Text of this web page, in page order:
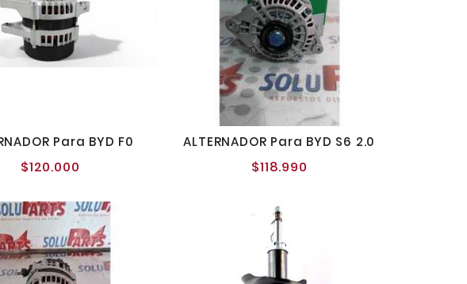
Para BYD F0
$120.000
ALTERNADOR Para BYD S6 2.0
$118.990